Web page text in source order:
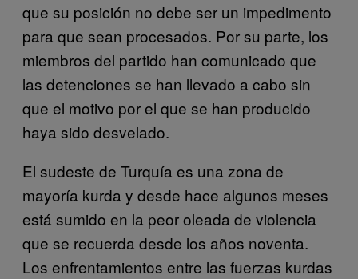
que su posición no debe ser un impedimento
para que sean procesados. Por su parte, los
miembros del partido han comunicado que
las detenciones se han llevado a cabo sin
que el motivo por el que se han producido
haya sido desvelado.
El sudeste de Turquía es una zona de
mayoría kurda y desde hace algunos meses
está sumido en la peor oleada de violencia
que se recuerda desde los años noventa.
Los enfrentamientos entre las fuerzas kurdas